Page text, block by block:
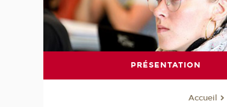
PRÉSENTATION
Accueil